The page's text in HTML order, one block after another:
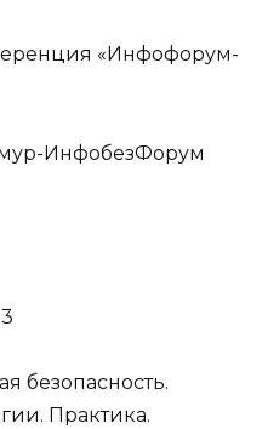
«Инфофорум-
ИнфобезФорум
безопасность.
Практика.